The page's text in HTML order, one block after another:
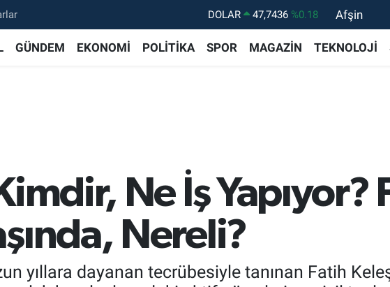
DOLAR 47,7436 %0.18
EURO
55,2510
%0.32
Afşin
GÜNDEM EKONOMİ POLİTİKA SPOR MAGAZİN TEKNOLOJİ
Ne İş Yapıyor?
Nereli?
yıllara dayanan tecrübesiyle tanınan Fatih